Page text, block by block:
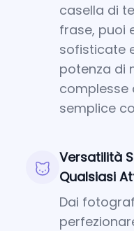
casella di
frase, puoi
sofisticate
potenza di
complesse
semplice
Versatilità
Qualsiasi
Dai